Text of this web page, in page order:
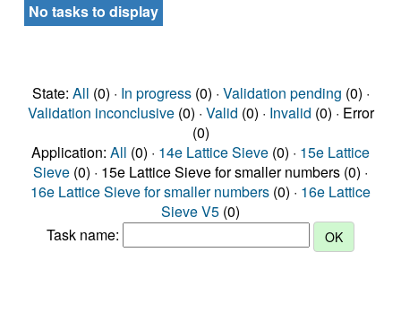
No tasks to display
State: All (0) · In progress(0) · Validation pending (0) ·
Validation inconclusive(0) · Valid (0) · Invalid (0) · Error
(0)
Application: All (0) · 14e Lattice Sieve (0) · 15e Lattice
Sieve (0) · 15e Lattice Sieve for smaller numbers (0) ·
16e Lattice Sieve for smaller numbers (0) · 16e Lattice
Sieve V5 (0)
Task name: